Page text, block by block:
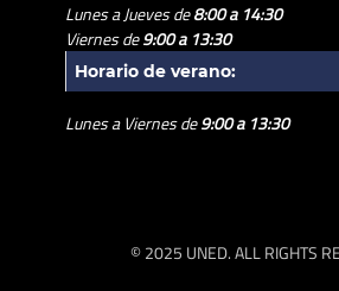
Lunes a Jueves de8:00 a 14:30
Viernes de9:00 a 13:30
Horario de verano:
Lunes a Viernes de9:00 a 13:30
© 2025 UNED. ALL RIGHTS